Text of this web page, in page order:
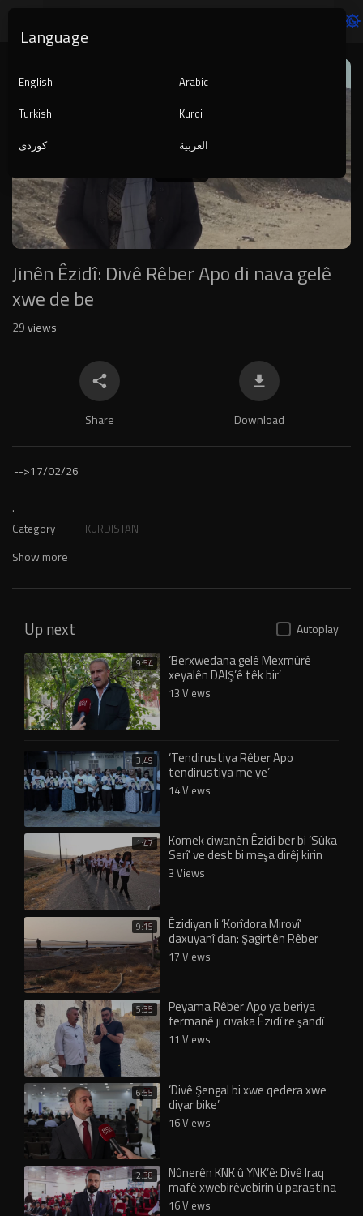
Player
auto
Jinên Êzidî: Divê Rêber Apo di nava gelê
xwe de be
29views
Share Download
-->17/02/26
.
Category KURDISTAN
Show more
Up next Autoplay
9:54 ‘Berxwedana gelê Mexmûrê
xeyalên DAIŞ’ê têk bir’
13 Views
3:49 ‘Tendirustiya Rêber Apo
tendirustiya me ye’
14 Views
1:47 Komek ciwanên Êzidî ber bi ‘Sûka
Serî’ ve dest bi meşa dirêj kirin
3 Views
9:15 Êzidiyan li ‘Korîdora Mirovî’
daxuyanî dan: Şagirtên Rêber
Apo vê rêyê ji me re vekirin!
17 Views
5:35 Peyama Rêber Apo ya beriya
fermanê ji civaka Êzidî re şandî
eşkere bû!
11 Views
6:55 ‘Divê Şengal bi xwe qedera xwe
diyar bike’
16 Views
2:38 Nûnerên KNK û YNK’ê: Divê Iraq
mafê xwebirêvebirin û parastina
Êzidiyan nas bike
16 Views
Language
English
Arabic
Turkish
Kurdi
کوردی
العربية